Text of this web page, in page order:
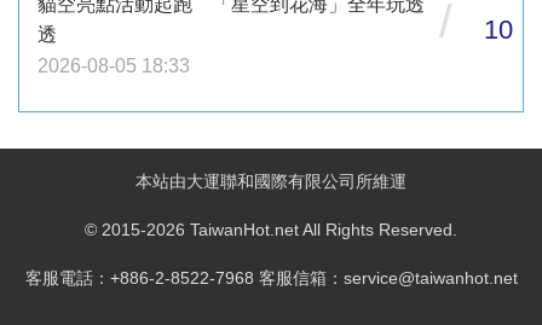
貓空亮點活動起跑 「星空到花海」全年玩透
透
2026-08-05 18:33
/ 10
本站由大運聯和國際有限公司所維運
© 2015-2026 TaiwanHot.net All Rights Reserved.
客服電話：+886-2-8522-7968 客服信箱：service@taiwanhot.net